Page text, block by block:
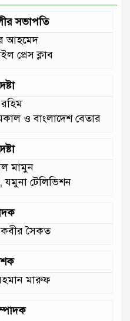
উন্নত স্বাস্থ্যসেবায় সর্বোচ্চ
কাজ করছি: প্রতিমন্ত্রী টুকু
চার পাশে ব্যাঙের ছাতার মতো
মাদ্রাসা ও কিন্ডার গার্ডেন
সভাপতি
আহমেদ
প্রেস ক্লাব
ও বাংলাদেশ বেতার
মামুন
যমুনা টেলিভিশন
সৈকত
মারুফ